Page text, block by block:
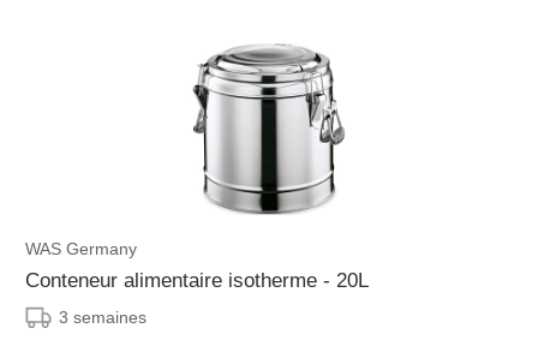
WAS Germany
Conteneur alimentaire isotherme - 20L
3 semaines